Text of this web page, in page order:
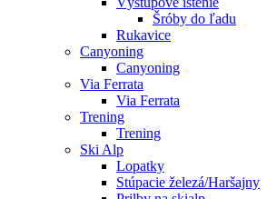
Šróby do ľadu
Rukavice
Canyoning
Canyoning
Via Ferrata
Via Ferrata
Trening
Trening
Ski Alp
Lopatky
Stúpacie železá/Haršajny